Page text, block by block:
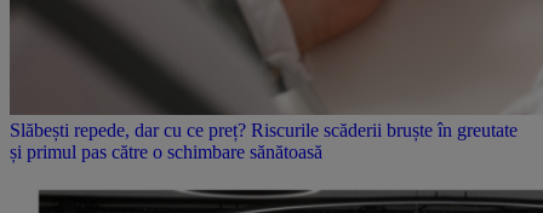
Slăbești repede, dar cu ce preț? Riscurile scăderii bruște în greutate
și primul pas către o schimbare sănătoasă